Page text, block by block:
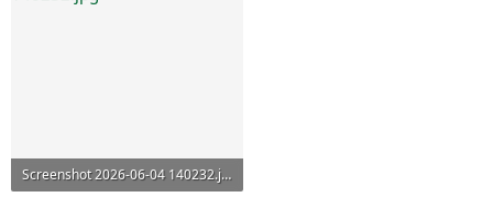
Screenshot 2026-06-04 140232.jpg